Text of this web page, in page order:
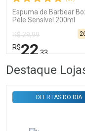
Espuma de Barbear
Pele Sensível 200ml
R$ 29,99
R$22,33
Laboratório
Por Menos
Destaque
OFERTAS DO DIA